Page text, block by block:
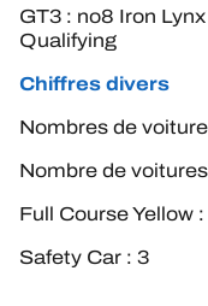
GT3 : no8 Iron
Qualifying
Chiffres divers
Nombres de
Nombre de
Full Course Yellow :
Safety Car : 3